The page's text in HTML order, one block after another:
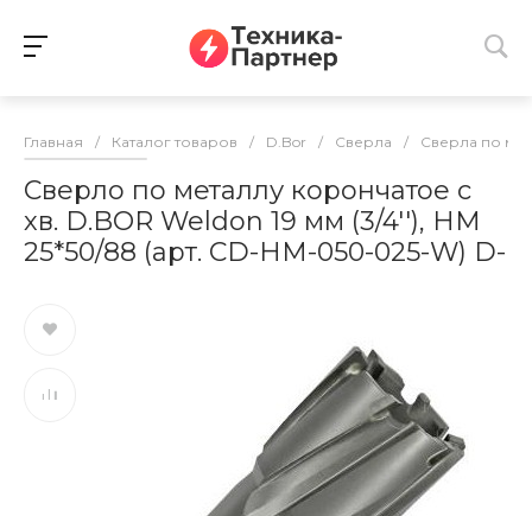
Главная / Каталог товаров / D.Bor / Сверла / Сверла по
Сверло по металлу корончатое с
хв. D.BOR Weldon 19 мм (3/4''), HM
25*50/88 (арт. CD-HM-050-025-W) D-